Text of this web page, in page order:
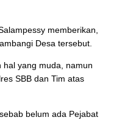
memberikan,
Desa tersebut.
yang muda, namun
SBB dan Tim atas
belum ada Pejabat